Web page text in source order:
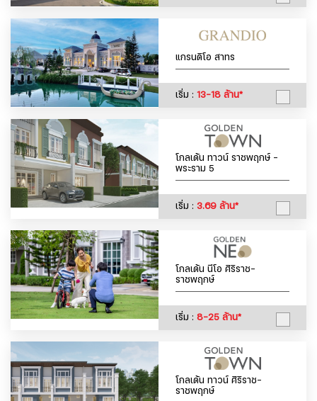
แกรนดิโอ สาทร
เริ่ม : 13-18 ล้าน*
โกลเด้น ทาวน์ ราชพฤกษ์ -
พระราม 5
เริ่ม : 3.69 ล้าน*
โกลเด้น นีโอ ศิริราช-
ราชพฤกษ์
เริ่ม : 8-25 ล้าน*
โกลเด้น ทาวน์ ศิริราช-
ราชพฤกษ์